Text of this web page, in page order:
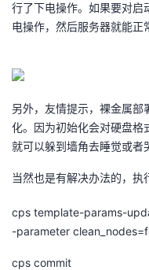
者
的
博
客
我
的
论
坛
我
的
圈
我
的
我
行了下电操作。如果要对启
电操作，然后服务器就能正
另外，友情提示，裸金属
化。因为初始化会对硬盘格
就可以躲到墙角去睡觉或者
当然也是有解决办法的，执
cps template-params-
-parameter
cps commit